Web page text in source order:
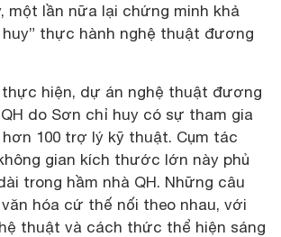
một lần nữa lại chứng minh khả
thực hành nghệ thuật đương
hiện, dự án nghệ thuật đương
do Sơn chỉ huy có sự tham gia
hơn 100 trợ lý kỹ thuật. Cụm tác
gian kích thước lớn này phủ
trong hầm nhà QH. Những câu
hóa cứ thế nối theo nhau, với
thuật và cách thức thể hiện sáng